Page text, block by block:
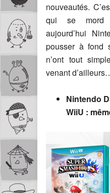
nouveautés.
qui se mord
aujourd’hui
pousser à fond
n’ont tout
venant
Nintendo
WiiU :